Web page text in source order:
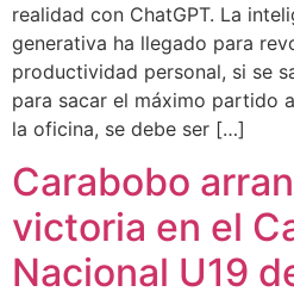
realidad con ChatGPT. La
generativa ha llegado para
productividad personal, si se
para sacar el máximo partido
la oficina, se debe ser […]
Carabobo
victoria en el
Nacional U19